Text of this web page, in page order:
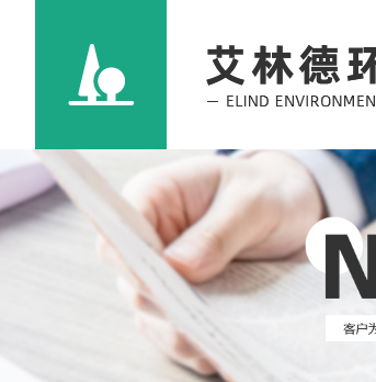
陕西空调机组噪音治理实施
西安噪音治理的两大关键方法
2021-10-23
酒吧噪声治理到底应该怎么